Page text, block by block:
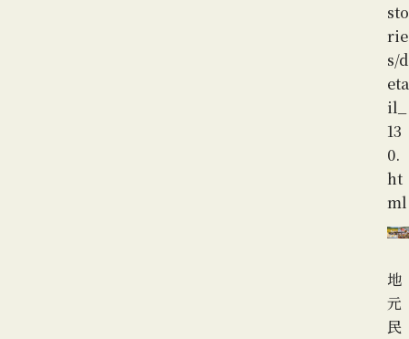
sto
rie
s/d
eta
il_
13
0.
ht
ml
地
元
民